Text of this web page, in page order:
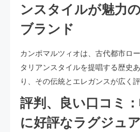
ンスタイルが魅力
ブランド
カンポマルツィオは、古代都市ロ
タリアンスタイルを提唱する歴史
り、その伝統とエレガンスが広く
評判、良い口コミ
に好評なラグジュ